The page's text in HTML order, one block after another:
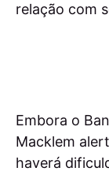
relação com
Embora o
Macklem
haverá